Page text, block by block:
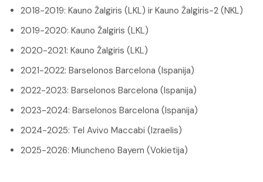
2018-2019: Kauno Žalgiris (LKL) ir Kauno Žalgiris-2 (NKL)
2019-2020: Kauno Žalgiris (LKL)
2020-2021: Kauno Žalgiris (LKL)
2021-2022: Barselonos Barcelona (Ispanija)
2022-2023: Barselonos Barcelona (Ispanija)
2023-2024: Barselonos Barcelona (Ispanija)
2024-2025: Tel Avivo Maccabi (Izraelis)
2025-2026: Miuncheno Bayern (Vokietija)